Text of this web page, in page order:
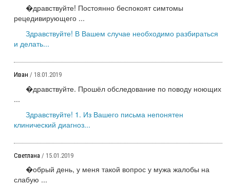
�дравствуйте! Постоянно беспокоят симтомы
рецедивирующего ...
Здравствуйте! В Вашем случае необходимо разбираться
и делать...
Иван / 18.01.2019
�дравствуйте. Прошёл обследование по поводу ноющих
...
Здравствуйте! 1. Из Вашего письма непонятен
клинический диагноз...
Светлана / 15.01.2019
�обрый день, у меня такой вопрос у мужа жалобы на
слабую ...